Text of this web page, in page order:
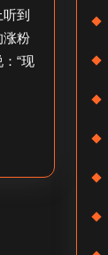
到
涨粉
“现